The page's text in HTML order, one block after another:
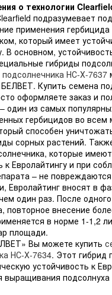
о технологии
подразумевает
применения
который имеет
В основном,
гибриды
подсолнечника НС-Х-7637
Купить семена
оформляете заказ и
– один из самых
гербицидов во
способен
сорных растений.
которые
к Евролайтингу и при
– не
Евролайтинг вносят в
один раз. После
повторное внесение
в норме 1-1,2
площади.
Вы можете купить
НС-Х-7634. Этот гибрид
устойчивость к
выращивания подсолнуха